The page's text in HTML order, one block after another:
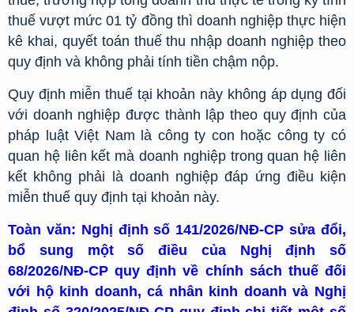
thuế vượt mức 01 tỷ đồng thì doanh nghiệp thực hiện
kê khai, quyết toán thuế thu nhập doanh nghiệp theo
quy định và không phải tính tiền chậm nộp.
Quy định miễn thuế tại khoản này không áp dụng đối
với doanh nghiệp được thành lập theo quy định của
pháp luật Việt Nam là công ty con hoặc công ty có
quan hệ liên kết mà doanh nghiệp trong quan hệ liên
kết không phải là doanh nghiệp đáp ứng điều kiện
miễn thuế quy định tại khoản này.
Toàn văn: Nghị định số 141/2026/NĐ-CP sửa đổi,
bổ sung một số điều của Nghị định số
68/2026/NĐ-CP quy định về chính sách thuế đối
với hộ kinh doanh, cá nhân kinh doanh và Nghị